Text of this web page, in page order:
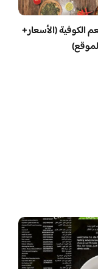
الكوفية (الأسعار+